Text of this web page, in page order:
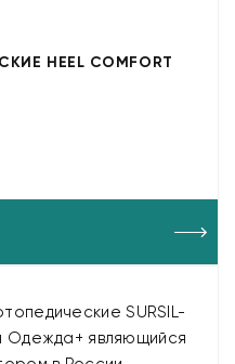
HEEL COMFORT